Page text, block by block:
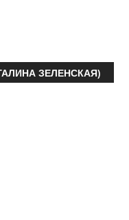
ЗЕЛЕНСКАЯ)